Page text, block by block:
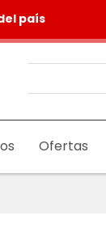
país
Ofertas